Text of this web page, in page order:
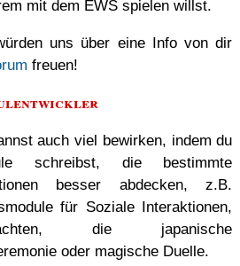
mit dem EWS spielen willst.
uns über eine Info von dir
freuen!
auch viel bewirken, indem du
schreibst, die bestimmte
besser abdecken, z.B.
für Soziale Interaktionen,
die japanische
oder magische Duelle.